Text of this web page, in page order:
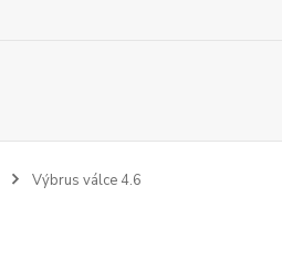
Výbrus válce 4.6